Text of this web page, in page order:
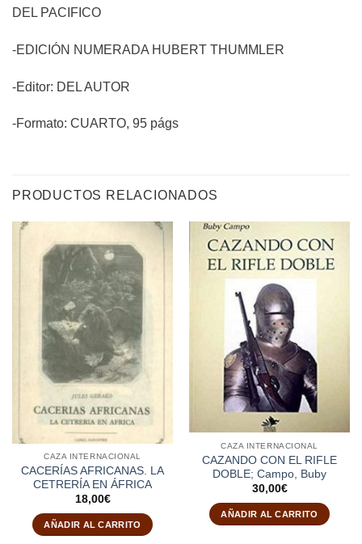
DEL PACIFICO
-EDICIÓN NUMERADA HUBERT THUMMLER
-Editor: DEL AUTOR
-Formato: CUARTO, 95 págs
PRODUCTOS RELACIONADOS
CAZA INTERNACIONAL
CACERÍAS AFRICANAS. LA
CETRERÍA EN ÁFRICA
18,00€
AÑADIR AL CARRITO
CAZA INTERNACIONAL
CAZANDO CON EL RIFLE
DOBLE; Campo, Buby
30,00€
AÑADIR AL CARRITO